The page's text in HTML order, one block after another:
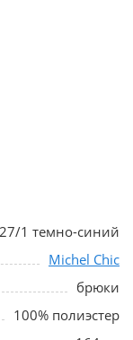
1 темно-синий
Michel Chic
брюки
100% полиэстер